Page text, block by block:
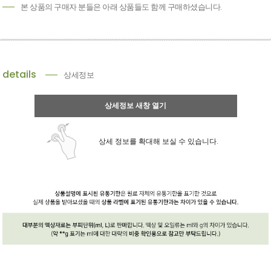
본 상품의 구매자 분들은 아래 상품들도 함께 구매하셨습니다.
details 상세정보
상세정보 새창 열기
상세 정보를 확대해 보실 수 있습니다.